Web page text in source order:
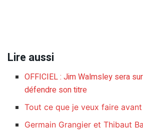
Lire aussi
OFFICIEL : Jim Walmsley sera
défendre son titre
Tout ce que je veux faire
Germain Grangier et Thibaut